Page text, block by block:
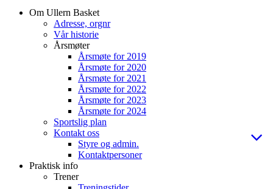
Om Ullern Basket
Adresse, orgnr
Vår historie
Årsmøter
Årsmøte for 2019
Årsmøte for 2020
Årsmøte for 2021
Årsmøte for 2022
Årsmøte for 2023
Årsmøte for 2024
Sportslig plan
Kontakt oss
Styre og admin.
Kontaktpersoner
Praktisk info
Trener